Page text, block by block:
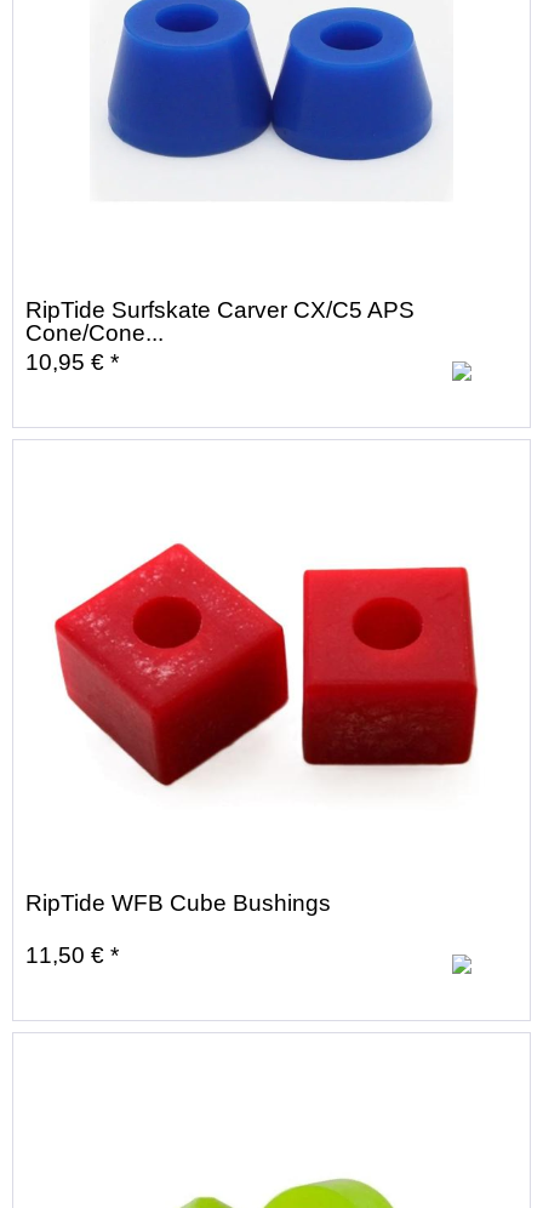
RipTide Surfskate Carver CX/C5 APS
Cone/Cone...
10,95 € *
RipTide WFB Cube Bushings
11,50 € *